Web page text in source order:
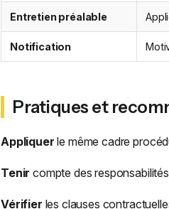
Entretien préalable
Notification
Pratiques et
Appliquer le même cadre
Tenir compte des
Vérifier les clauses